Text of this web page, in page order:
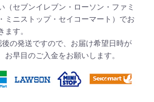
（セブンイレブン・ローソン・ファミ
ミニストップ・セイコーマート）でお
す。
の発送ですので、お届け希望日時が
お早目のご入金をお願いします。